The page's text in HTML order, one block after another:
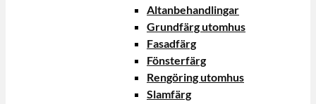
Altanbehandlingar
Grundfärg utomhus
Fasadfärg
Fönsterfärg
Rengöring utomhus
Slamfärg